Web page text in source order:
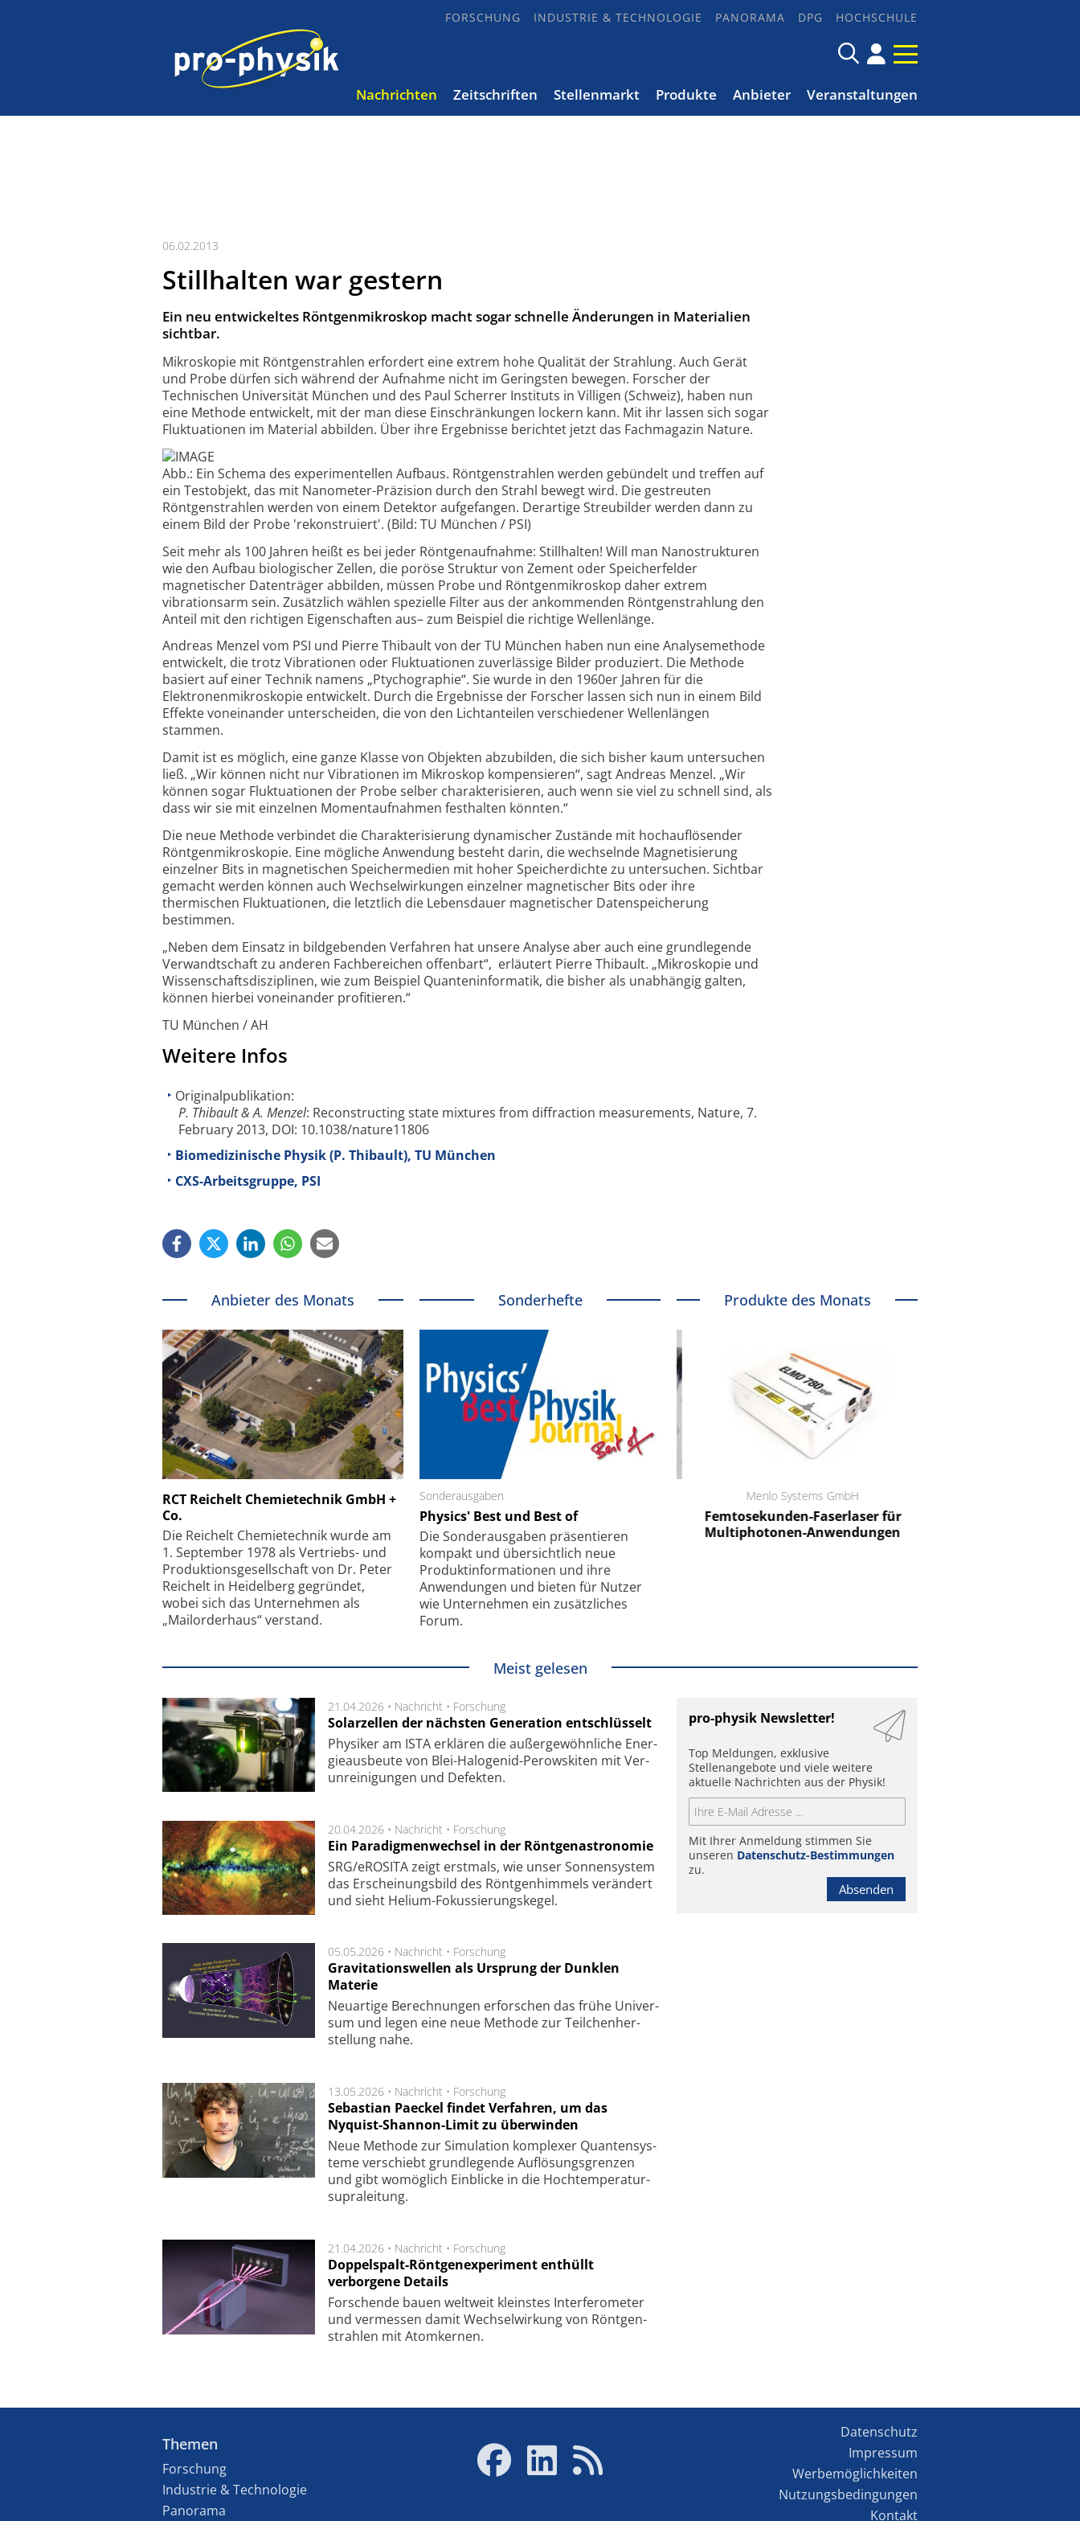
FORSCHUNG INDUSTRIE & TECHNOLOGIE PANORAMA DPG HOCHSCHULE
Nachrichten Zeitschriften Stellenmarkt Produkte Anbieter Veranstaltungen
06.02.2013
Stillhalten war gestern
Ein neu entwickeltes Röntgenmikroskop macht sogar schnelle Änderungen in Materialien
sichtbar.
Mikroskopie mit Röntgenstrahlen erfordert eine extrem hohe Qualität der Strahlung. Auch Gerät
und Probe dürfen sich während der Aufnahme nicht im Geringsten bewegen. Forscher der
Technischen Universität München und des Paul Scherrer Instituts in Villigen (Schweiz), haben nun
eine Methode entwickelt, mit der man diese Einschränkungen lockern kann. Mit ihr lassen sich sogar
Fluktuationen im Material abbilden. Über ihre Ergebnisse berichtet jetzt das Fachmagazin Nature.
Abb.: Ein Schema des experimentellen Aufbaus. Röntgenstrahlen werden gebündelt und treffen auf
ein Testobjekt, das mit Nanometer-Präzision durch den Strahl bewegt wird. Die gestreuten
Röntgenstrahlen werden von einem Detektor aufgefangen. Derartige Streubilder werden dann zu
einem Bild der Probe 'rekonstruiert'. (Bild: TU München / PSI)
Seit mehr als 100 Jahren heißt es bei jeder Röntgenaufnahme: Stillhalten! Will man Nanostrukturen
wie den Aufbau biologischer Zellen, die poröse Struktur von Zement oder Speicherfelder
magnetischer Datenträger abbilden, müssen Probe und Röntgenmikroskop daher extrem
vibrationsarm sein. Zusätzlich wählen spezielle Filter aus der ankommenden Röntgenstrahlung den
Anteil mit den richtigen Eigenschaften aus– zum Beispiel die richtige Wellenlänge.
Andreas Menzel vom PSI und Pierre Thibault von der TU München haben nun eine Analysemethode
entwickelt, die trotz Vibrationen oder Fluktuationen zuverlässige Bilder produziert. Die Methode
basiert auf einer Technik namens „Ptychographie“. Sie wurde in den 1960er Jahren für die
Elektronenmikroskopie entwickelt. Durch die Ergebnisse der Forscher lassen sich nun in einem Bild
Effekte voneinander unterscheiden, die von den Lichtanteilen verschiedener Wellenlängen
stammen.
Damit ist es möglich, eine ganze Klasse von Objekten abzubilden, die sich bisher kaum untersuchen
ließ. „Wir können nicht nur Vibrationen im Mikroskop kompensieren“, sagt Andreas Menzel. „Wir
können sogar Fluktuationen der Probe selber charakterisieren, auch wenn sie viel zu schnell sind, als
dass wir sie mit einzelnen Momentaufnahmen festhalten könnten.“
Die neue Methode verbindet die Charakterisierung dynamischer Zustände mit hochauflösender
Röntgenmikroskopie. Eine mögliche Anwendung besteht darin, die wechselnde Magnetisierung
einzelner Bits in magnetischen Speichermedien mit hoher Speicherdichte zu untersuchen. Sichtbar
gemacht werden können auch Wechselwirkungen einzelner magnetischer Bits oder ihre
thermischen Fluktuationen, die letztlich die Lebensdauer magnetischer Datenspeicherung
bestimmen.
„Neben dem Einsatz in bildgebenden Verfahren hat unsere Analyse aber auch eine grundlegende
Verwandtschaft zu anderen Fachbereichen offenbart“, erläutert Pierre Thibault. „Mikroskopie und
Wissenschaftsdisziplinen, wie zum Beispiel Quanteninformatik, die bisher als unabhängig galten,
können hierbei voneinander profitieren.“
TU München / AH
Weitere Infos
Originalpublikation:
P. Thibault & A. Menzel: Reconstructing state mixtures from diffraction measurements, Nature, 7.
February 2013, DOI: 10.1038/nature11806
Biomedizinische Physik (P. Thibault), TU München
CXS-Arbeitsgruppe, PSI
Anbieter des Monats
RCT Reichelt Chemietechnik GmbH +
Co.
Die Reichelt Chemietechnik wurde am
1. September 1978 als Vertriebs- und
Produktionsgesellschaft von Dr. Peter
Reichelt in Heidelberg gegründet,
wobei sich das Unternehmen als
„Mailorderhaus“ verstand.
Sonderhefte
Sonderausgaben
Physics' Best und Best of
Die Sonder­ausgaben präsentieren
kompakt und übersichtlich neue
Produkt­informationen und ihre
Anwendungen und bieten für Nutzer
wie Unternehmen ein zusätzliches
Forum.
Produkte des Monats
Schäfter + Kirchhoff GmbH
Feinfokussierungsmechanismus
Elektronenmikroskopie auf
kleinstem Raum
Menlo Systems GmbH
Femtosekunden-Faserlaser für
Multiphotonen-Anwendungen
Meist gelesen
21.04.2026 • Nachricht • Forschung
Solarzellen der nächsten Generation entschlüsselt
Physiker am ISTA er­klä­ren die außer­ge­wöhn­li­che Ener­
gie­aus­beu­te von Blei-Halo­ge­nid-Perows­ki­ten mit Ver­
unrei­ni­gung­en und De­fek­ten.
20.04.2026 • Nachricht • Forschung
Ein Paradigmenwechsel in der Röntgenastronomie
SRG/eROSITA zeigt erst­mals, wie unser Son­nen­sys­tem
das Er­schei­nungs­bild des Rönt­gen­him­mels ver­än­dert
und sieht Helium-Fokus­sie­rungs­ke­gel.
05.05.2026 • Nachricht • Forschung
Gravitationswellen als Ursprung der Dunklen
Materie
Neu­artige Be­rech­nung­en er­for­schen das frü­he Uni­ver­
sum und legen eine neue Me­tho­de zur Teil­chen­her­
stel­lung nahe.
13.05.2026 • Nachricht • Forschung
Sebastian Paeckel findet Verfahren, um das
Nyquist-Shannon-Limit zu überwinden
Neue Methode zur Simu­la­tion kom­ple­xer Quan­ten­sys­
te­me ver­schiebt grund­le­gen­de Auf­lösungs­gren­zen
und gibt wo­mög­lich Ein­blicke in die Hoch­tempe­ra­tur­
supra­lei­tung.
21.04.2026 • Nachricht • Forschung
Doppelspalt-Röntgenexperiment enthüllt
verborgene Details
For­schen­de bau­en welt­weit kleins­tes In­ter­fe­ro­me­ter
und ver­mes­sen da­mit Wech­sel­wir­kung von Rönt­gen­
strah­len mit Atom­ker­nen.
pro-physik Newsletter!
Top Meldungen, exklusive
Stellenangebote und viele weitere
aktuelle Nachrichten aus der Physik!
Mit Ihrer Anmeldung stimmen Sie
unseren Datenschutz-Bestimmungen
zu.
Absenden
Themen
Forschung
Industrie & Technologie
Panorama
Datenschutz
Impressum
Werbemöglichkeiten
Nutzungsbedingungen
Kontakt